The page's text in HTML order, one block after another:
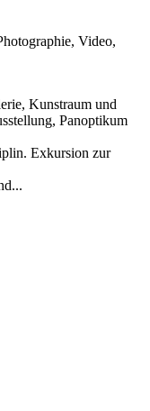
Video,
Kunstraum und
Panoptikum
Exkursion zur